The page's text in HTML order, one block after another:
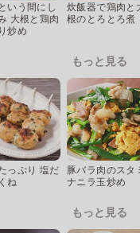
いう間にし
大根と鶏肉
炒め
炊飯器で鶏肉と
根のとろとろ煮
もっと見る
っぷり 塩だ
ね
豚バラ肉のスタ
ナニラ玉炒め
もっと見る